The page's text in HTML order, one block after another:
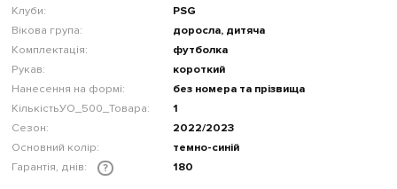
Клуби:
PSG
Вікова група:
доросла, дитяча
Комплектація:
футболка
Рукав:
короткий
Нанесення на формі:
без номера та прізвища
КількістьУО_500_Товара:
1
Сезон:
2022/2023
Основний колір:
темно-синій
Гарантія, днів:
? 180